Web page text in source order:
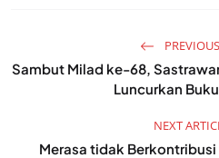
Sambut Milad ke-68,
Luncurkan
NEXT
Merasa tidak